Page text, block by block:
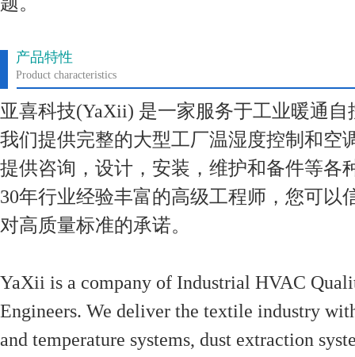
产品特性
Product characteristics
亚喜科技(YaXii) 是一家服务于工业暖通自
我们提供完整的大型工厂温湿度控制和空
提供咨询，设计，安装，维护和备件等各
30年行业经验丰富的高级工程师，您可以
对高质量标准的承诺。
YaXii is a company of Industrial HVAC
Engineers. We deliver the textile industry
and temperature systems, dust extraction